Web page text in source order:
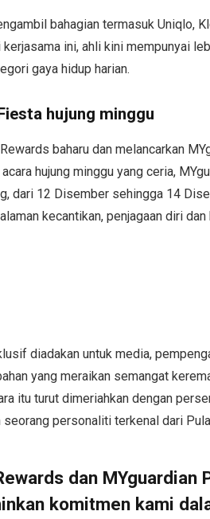
bahagian termasuk Uniqlo,
ini, ahli kini mempunyai
gaya hidup harian.
hujung minggu
baharu dan melancarkan
hujung minggu yang ceria,
dari 12 Disember sehingga 14
kecantikan, penjagaan diri dan
diadakan untuk media,
yang meraikan semangat
itu turut dimeriahkan dengan
personaliti terkenal dari
dan MYguardian
komitmen kami